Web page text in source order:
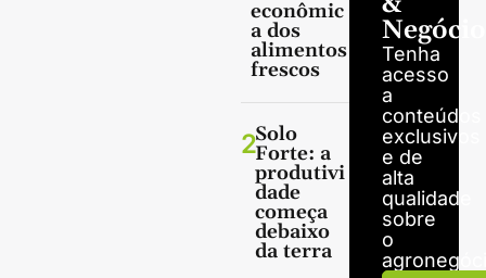
econômic
a dos
alimentos
frescos
2Solo
Forte: a
produtivi
dade
começa
debaixo
da terra
Tenha
acesso
a
conteúdos
exclusivos
e de
alta
qualidade
sobre
o